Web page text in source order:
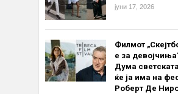
јуни 17, 2026
Филмот
е за
Дума
ќе ја има на
Роберт Де